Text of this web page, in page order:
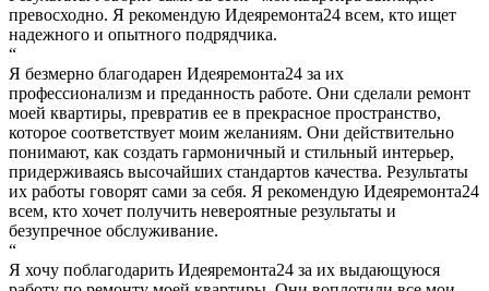
превосходно. Я рекомендую Идеяремонта24 всем, кто ищет
надежного и опытного подрядчика.
“
Я безмерно благодарен Идеяремонта24 за их
профессионализм и преданность работе. Они сделали ремонт
моей квартиры, превратив ее в прекрасное пространство,
которое соответствует моим желаниям. Они действительно
понимают, как создать гармоничный и стильный интерьер,
придерживаясь высочайших стандартов качества. Результаты
их работы говорят сами за себя. Я рекомендую Идеяремонта24
всем, кто хочет получить невероятные результаты и
безупречное обслуживание.
“
Я хочу поблагодарить Идеяремонта24 за их выдающуюся